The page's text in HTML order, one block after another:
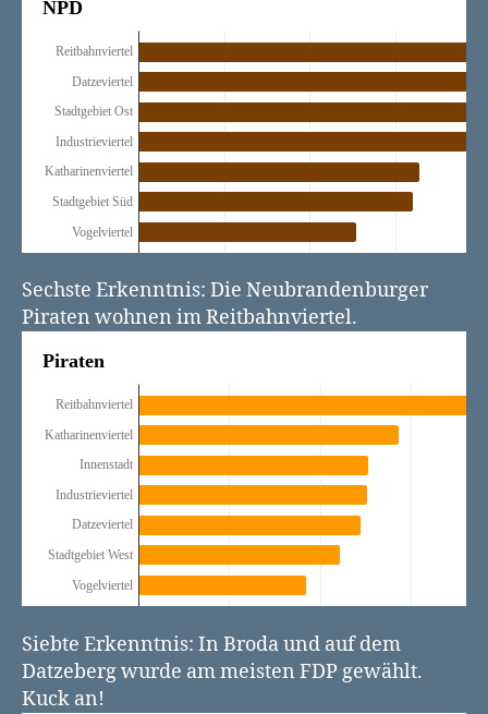
Sechste Erkenntnis: Die Neubrandenburger
Piraten wohnen im Reitbahnviertel.
Siebte Erkenntnis: In Broda und auf dem
Datzeberg wurde am meisten FDP gewählt.
Kuck an!